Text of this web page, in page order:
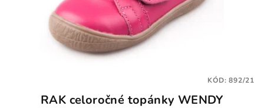
RAK celoročné topánky WENDY
KÓD:892/21